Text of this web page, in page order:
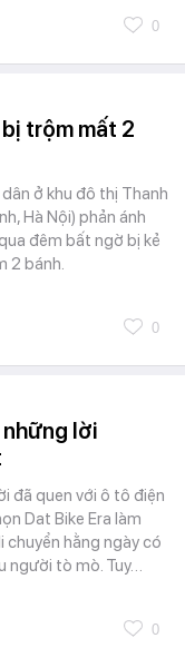
0
trộm mất 2
ở khu đô thị Thanh
Hà Nội) phản ánh
đêm bất ngờ bị kẻ
2 bánh.
0
những lời
đã quen với ô tô điện
Dat Bike Era làm
hằng ngày có
người tò mò. Tuy…
0